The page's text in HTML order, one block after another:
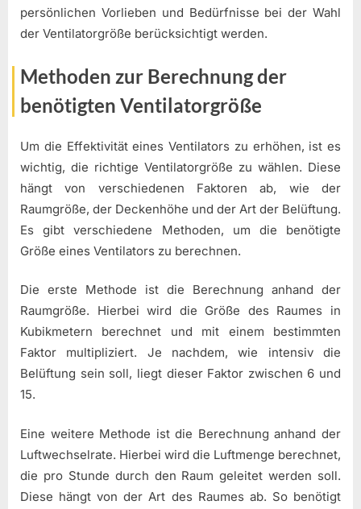
persönlichen Vorlieben und Bedürfnisse bei der Wahl
der Ventilatorgröße berücksichtigt werden.
Methoden zur Berechnung der
benötigten Ventilatorgröße
Um die Effektivität eines Ventilators zu erhöhen, ist es
wichtig, die richtige Ventilatorgröße zu wählen. Diese
hängt von verschiedenen Faktoren ab, wie der
Raumgröße, der Deckenhöhe und der Art der Belüftung.
Es gibt verschiedene Methoden, um die benötigte
Größe eines Ventilators zu berechnen.
Die erste Methode ist die Berechnung anhand der
Raumgröße. Hierbei wird die Größe des Raumes in
Kubikmetern berechnet und mit einem bestimmten
Faktor multipliziert. Je nachdem, wie intensiv die
Belüftung sein soll, liegt dieser Faktor zwischen 6 und
15.
Eine weitere Methode ist die Berechnung anhand der
Luftwechselrate. Hierbei wird die Luftmenge berechnet,
die pro Stunde durch den Raum geleitet werden soll.
Diese hängt von der Art des Raumes ab. So benötigt